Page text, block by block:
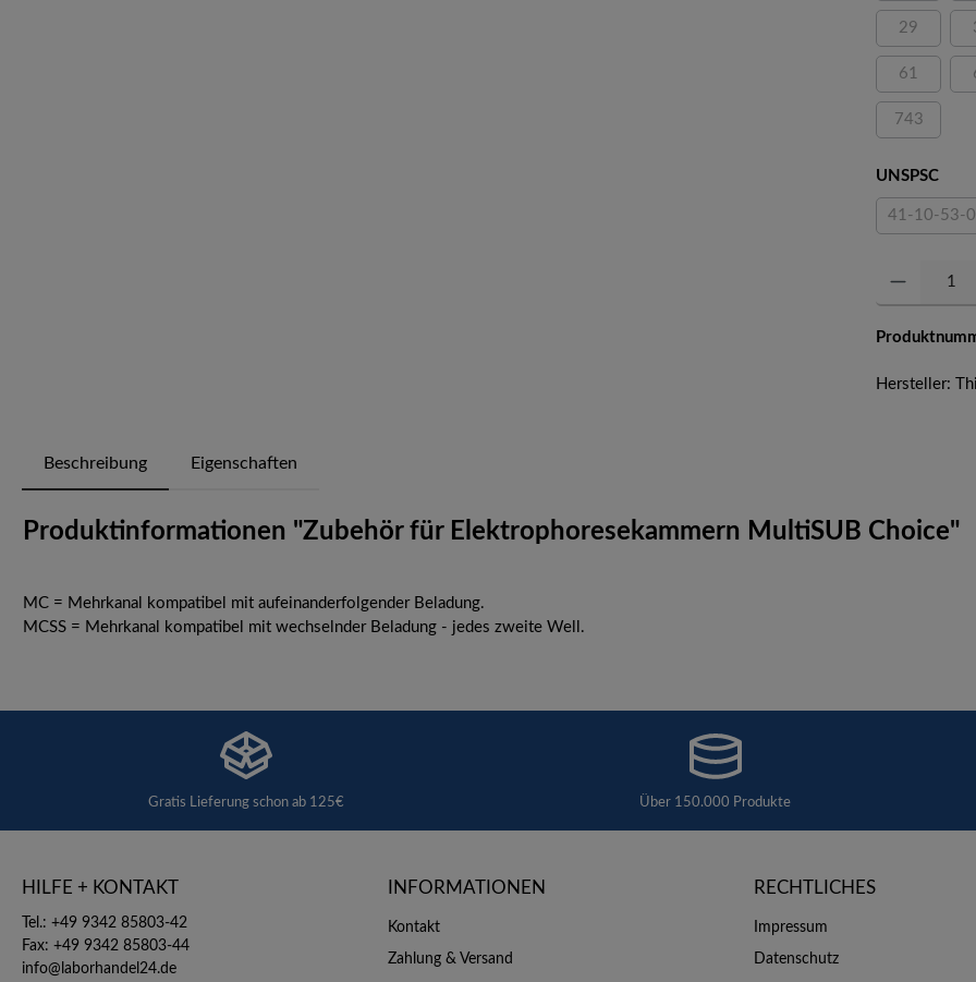
29
(Diese
61
(Diese
743
(Diese
UNSPSC
41-10-53-
Produkt Anzahl:
Hersteller:
Beschreibung Eigenschaften
Produktinformationen "Zubehör für Elektrophoresekammern MultiSUB Choice"
MC = Mehrkanal kompatibel mit aufeinanderfolgender Beladung.
MCSS = Mehrkanal kompatibel mit wechselnder Beladung - jedes zweite Well.
Gratis Lieferung schon ab 125€ Über 150.000 Produkte
HILFE + KONTAKT
Tel.: +49 9342 85803-42
Fax: +49 9342 85803-44
info@laborhandel24.de
INFORMATIONEN
Kontakt
Zahlung & Versand
RECHTLICHES
Impressum
Datenschutz